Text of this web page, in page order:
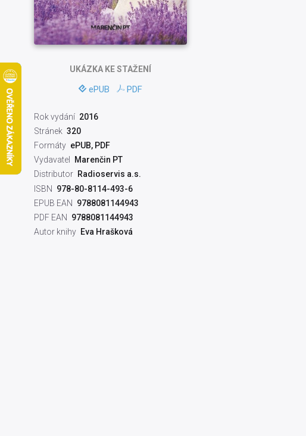
UKÁZKAKE STAŽENÍ
ePUB PDF
Rok vydání 2016
Stránek 320
Formáty ePUB, PDF
Vydavatel
Marenčin PT
Distributor Radioservis a.s.
ISBN
978-80-8114-493-6
EPUB EAN
9788081144943
PDF EAN
9788081144943
Autor knihy Eva Hrašková